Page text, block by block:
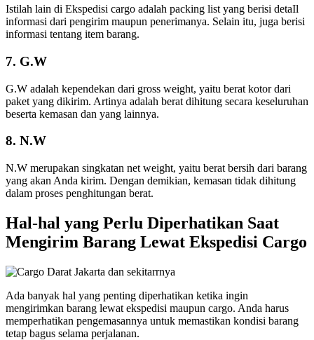
Istilah lain di Ekspedisi cargo adalah packing list yang berisi detaIl
informasi dari pengirim maupun penerimanya. Selain itu, juga berisi
informasi tentang item barang.
7. G.W
G.W adalah kependekan dari gross weight, yaitu berat kotor dari
paket yang dikirim. Artinya adalah berat dihitung secara keseluruhan
beserta kemasan dan yang lainnya.
8. N.W
N.W merupakan singkatan net weight, yaitu berat bersih dari barang
yang akan Anda kirim. Dengan demikian, kemasan tidak dihitung
dalam proses penghitungan berat.
Hal-hal yang Perlu Diperhatikan Saat
Mengirim Barang Lewat Ekspedisi Cargo
Ada banyak hal yang penting diperhatikan ketika ingin
mengirimkan barang lewat ekspedisi maupun cargo. Anda harus
memperhatikan pengemasannya untuk memastikan kondisi barang
tetap bagus selama perjalanan.